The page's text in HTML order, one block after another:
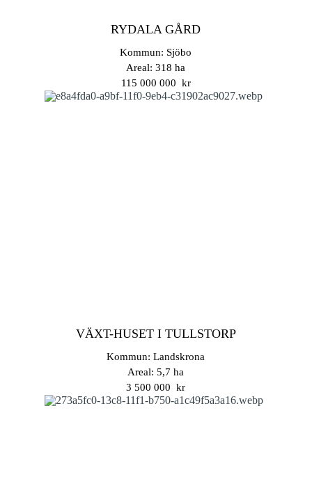
RYDALA GÅRD
Kommun: Sjöbo
Areal: 318 ha
115 000 000 kr
VÄXT-HUSET I TULLSTORP
Kommun: Landskrona
Areal: 5,7 ha
3 500 000 kr